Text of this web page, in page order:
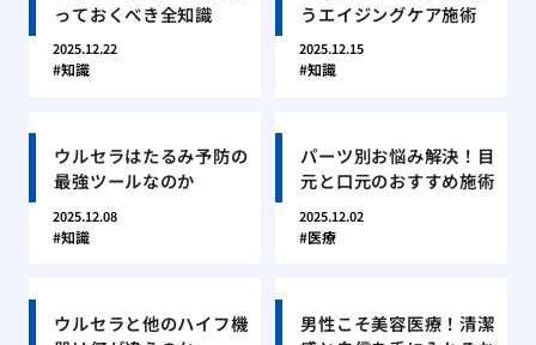
っておくべき全知識
2025.12.22
知識
うエイジングケア施術
2025.12.15
知識
ウルセラはたるみ予防の
最強ツールなのか
2025.12.08
知識
パーツ別お悩み解決！目
元と口元のおすすめ施術
2025.12.02
医療
ウルセラと他のハイフ機
男性こそ美容医療！清潔